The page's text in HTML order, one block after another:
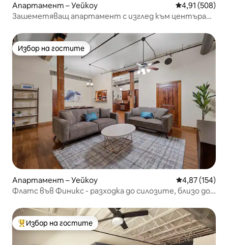
Апартамент – Уейкоу Средна
4,91 (508)
Зашеметяващ апартамент с изглед към центъра
Избор на гостите
Избор на гостите
Апартамент – Уейкоу Средна
4,87 (154)
Флатс във Финикс - разходка до силозите, близо до
Най-популярен избор на гостите
Избор на гостите